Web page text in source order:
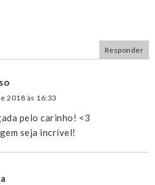
Responder
2018 às 16:33
pelo carinho! <3
seja incrível!